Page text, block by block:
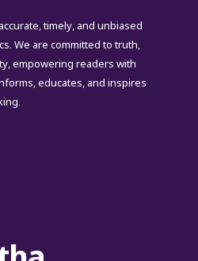
timely, and unbiased
We are committed to truth,
empowering readers with
educates, and inspires